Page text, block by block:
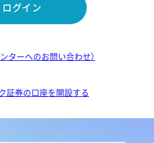
ログイン
ターへのお問い合わせ）
証券の口座を開設する